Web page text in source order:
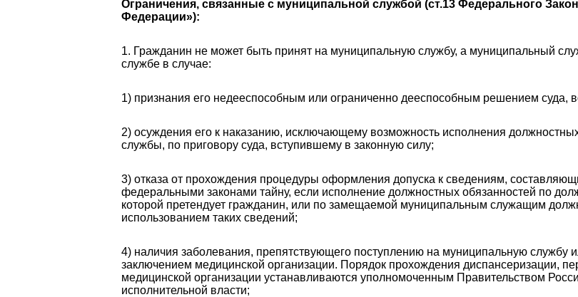
Ограничения, связанные с муниципальной службой (ст.13 Федерального
Федерации»):
1. Гражданин не может быть принят на муниципальную службу, а муниципальный
службе в случае:
1) признания его недееспособным или ограниченно дееспособным решением суда,
2) осуждения его к наказанию, исключающему возможность исполнения
службы, по приговору суда, вступившему в законную силу;
3) отказа от прохождения процедуры оформления допуска к сведениям,
федеральными законами тайну, если исполнение должностных обязанностей по
которой претендует гражданин, или по замещаемой муниципальным служащим
использованием таких сведений;
4) наличия заболевания, препятствующего поступлению на муниципальную службу
заключением медицинской организации. Порядок прохождения диспансеризации,
медицинской организации устанавливаются уполномоченным Правительством
исполнительной власти;